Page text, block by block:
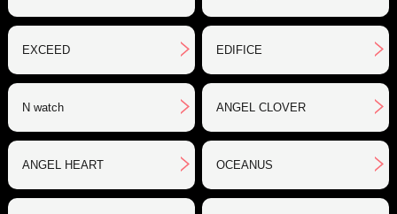
EXCEED EDIFICE
N watch ANGEL CLOVER
ANGEL HEART OCEANUS